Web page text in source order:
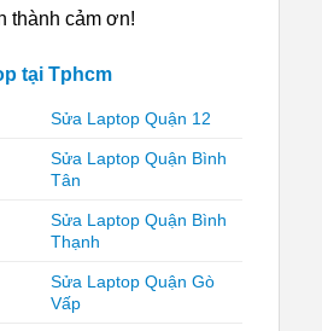
thành cảm ơn!
tại Tphcm
Sửa Laptop Quận 12
Sửa Laptop Quận Bình
Tân
Sửa Laptop Quận Bình
Thạnh
Sửa Laptop Quận Gò
Vấp